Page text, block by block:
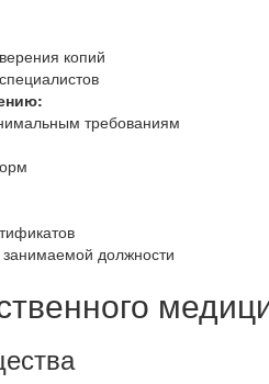
копий
требованиям
занимаемой должности